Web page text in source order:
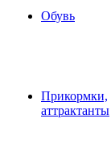
Обувь
Прикормки,
аттрактанты